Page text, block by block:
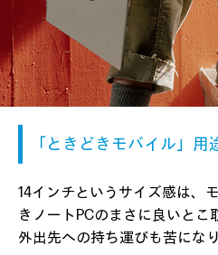
「ときどきモバイル」用
14インチというサイズ感は、
きノートPCのまさに良いとこ
外出先への持ち運びも苦にな